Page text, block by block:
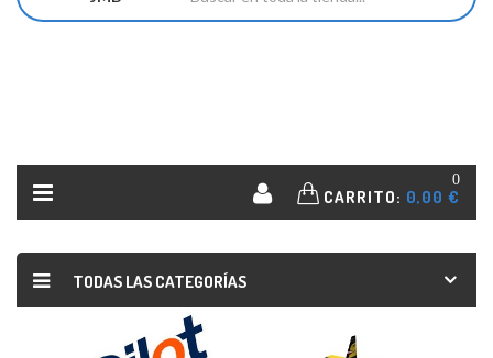
0
CARRITO: 0,00 €
TODAS LAS CATEGORÍAS